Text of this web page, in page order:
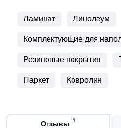
Ламинат Линолеум
Комплектующие для
Резиновые покрытия
Паркет Ковролин
Отзывы 4